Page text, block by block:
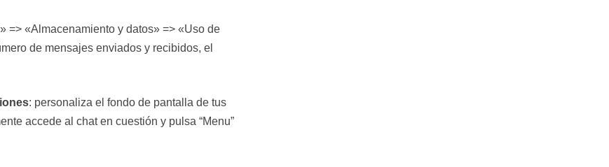
=> «Almacenamiento y datos» => «Uso de
de mensajes enviados y recibidos, el
: personaliza el fondo de pantalla de tus
accede al chat en cuestión y pulsa “Menu”